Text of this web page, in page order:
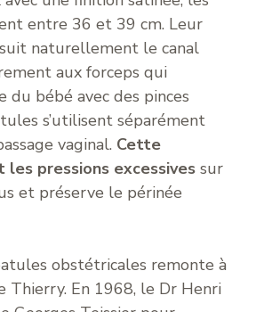
entre 36 et 39 cm. Leur
naturellement le canal
aux forceps qui
du bébé avec des pinces
s’utilisent séparément
vaginal. Cette
pressions excessives sur
et préserve le périnée
obstétricales remonte à
Thierry. En 1968, le Dr Henri